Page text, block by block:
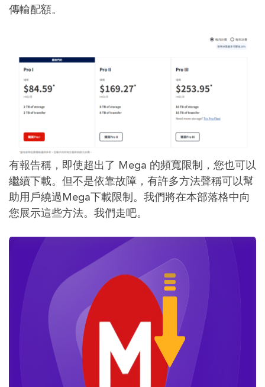
傳輸配額。
有報告稱，即使超出了 Mega 的頻寬限制，您也可以
繼續下載。但不是依靠故障，有許多方法聲稱可以幫
助用戶繞過Mega下載限制。我們將在本部落格中向
您展示這些方法。我們走吧。